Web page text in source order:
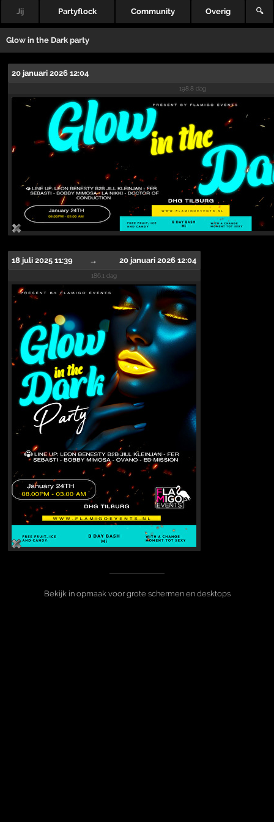
Jij Partyflock Community Overig 🔍
Glow in the Dark party
20 januari 2026 12:04
198.8 dag
18 juli 2025 11:39 → 20 januari 2026 12:04
186.1 dag
Bekijk in opmaak voor grote schermen en desktops